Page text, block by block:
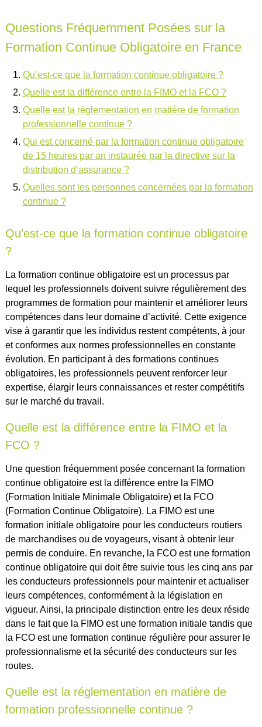
Questions Fréquemment Posées sur la
Formation Continue Obligatoire en France
Qu’est-ce que la formation continue obligatoire ?
Quelle est la différence entre la FIMO et la FCO ?
Quelle est la réglementation en matière de formation
professionnelle continue ?
Qui est concerné par la formation continue obligatoire
de 15 heures par an instaurée par la directive sur la
distribution d’assurance ?
Quelles sont les personnes concernées par la formation
continue ?
Qu’est-ce que la formation continue obligatoire
?
La formation continue obligatoire est un processus par
lequel les professionnels doivent suivre régulièrement des
programmes de formation pour maintenir et améliorer leurs
compétences dans leur domaine d’activité. Cette exigence
vise à garantir que les individus restent compétents, à jour
et conformes aux normes professionnelles en constante
évolution. En participant à des formations continues
obligatoires, les professionnels peuvent renforcer leur
expertise, élargir leurs connaissances et rester compétitifs
sur le marché du travail.
Quelle est la différence entre la FIMO et la
FCO ?
Une question fréquemment posée concernant la formation
continue obligatoire est la différence entre la FIMO
(Formation Initiale Minimale Obligatoire) et la FCO
(Formation Continue Obligatoire). La FIMO est une
formation initiale obligatoire pour les conducteurs routiers
de marchandises ou de voyageurs, visant à obtenir leur
permis de conduire. En revanche, la FCO est une formation
continue obligatoire qui doit être suivie tous les cinq ans par
les conducteurs professionnels pour maintenir et actualiser
leurs compétences, conformément à la législation en
vigueur. Ainsi, la principale distinction entre les deux réside
dans le fait que la FIMO est une formation initiale tandis que
la FCO est une formation continue régulière pour assurer le
professionnalisme et la sécurité des conducteurs sur les
routes.
Quelle est la réglementation en matière de
formation professionnelle continue ?